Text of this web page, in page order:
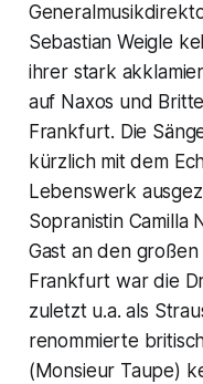
Sebastian Weigle
ihrer stark
auf Naxos und
Frankfurt. Die
kürzlich mit dem
Lebenswerk
Sopranistin Camilla
Gast an den
Frankfurt war die
zuletzt u.a. als
renommierte
(Monsieur Taupe)